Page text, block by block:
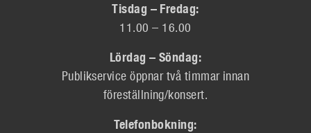
Tisdag – Fredag:
11.00 – 16.00
Lördag – Söndag:
Publikservice öppnar två timmar innan
föreställning/konsert.
Telefonbokning: